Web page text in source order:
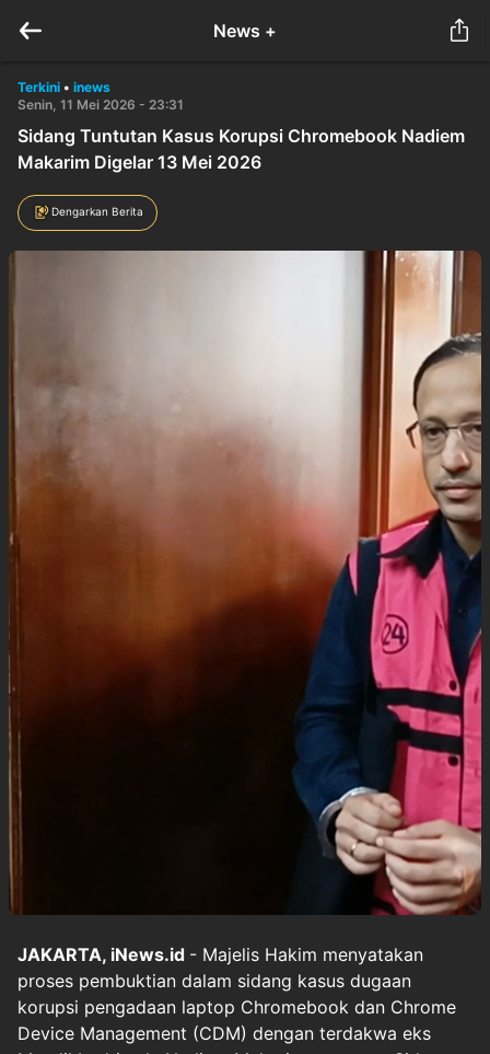
News +
Terkini • inews
Senin, 11 Mei 2026 - 23:31
Sidang Tuntutan Kasus Korupsi Chromebook Nadiem
Makarim Digelar 13 Mei 2026
Dengarkan Berita
JAKARTA, iNews.id - Majelis Hakim menyatakan
proses pembuktian dalam sidang kasus dugaan
korupsi pengadaan laptop Chromebook dan Chrome
Device Management (CDM) dengan terdakwa eks